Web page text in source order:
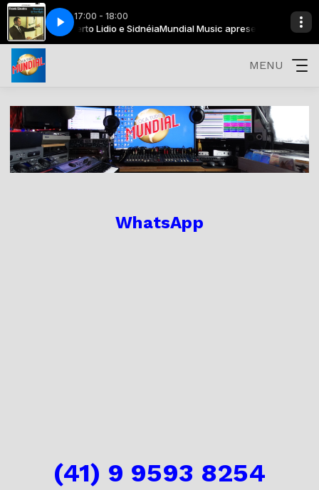
17:00 - 18:00
Paulo Roberto Lidio e SidnéiaMundial Music apresentação Lidio e
IN THE NIGHTFRANK SINATRA - STRANGERS IN THE NIGHT
com Paulo Roberto LidioToca Disco O melhor da era Disco com
MENU
WhatsApp
(41) 9 9593 8254